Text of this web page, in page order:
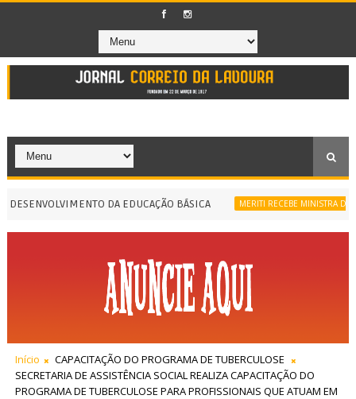
DA EDUCAÇÃO BÁSICA MERITI RECEBE MINISTRA DA
Início
CAPACITAÇÃO DO PROGRAMA DE TUBERCULOSE
SECRETARIA DE ASSISTÊNCIA SOCIAL REALIZA CAPACITAÇÃO DO
PROGRAMA DE TUBERCULOSE PARA PROFISSIONAIS QUE ATUAM EM